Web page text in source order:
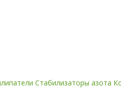
Стабилизаторы азота